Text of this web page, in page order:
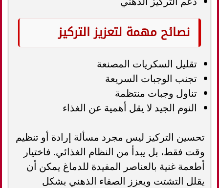
نصائح مهمة لتعزيز التركيز
تقليل السكريات المصنعة
تجنب الوجبات السريعة
تناول وجبات منتظمة
النوم الجيد لا يقل أهمية عن الغذاء
تحسين التركيز ليس مجرد مسألة إرادة أو تنظيم
وقت فقط، بل يبدأ من النظام الغذائي. فاختيار
أطعمة غنية بالعناصر المفيدة للدماغ يمكن أن
يقلل التشتت ويعزز الصفاء الذهني بشكل